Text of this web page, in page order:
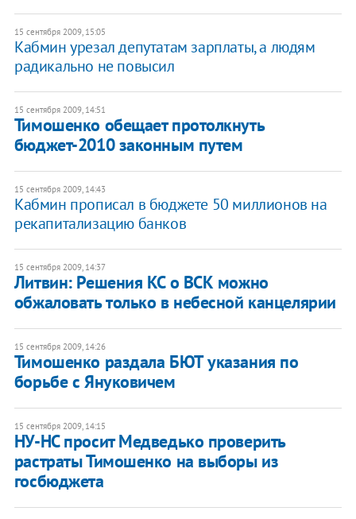
15 сентября 2009, 15:05
Кабмин урезал депутатам зарплаты, а людям
радикально не повысил
15 сентября 2009, 14:51
Тимошенко обещает протолкнуть
бюджет-2010 законным путем
15 сентября 2009, 14:43
Кабмин прописал в бюджете 50 миллионов на
рекапитализацию банков
15 сентября 2009, 14:37
Литвин: Решения КС о ВСК можно
обжаловать только в небесной канцелярии
15 сентября 2009, 14:26
Тимошенко раздала БЮТ указания по
борьбе с Януковичем
15 сентября 2009, 14:15
НУ-НС просит Медведько проверить
растраты Тимошенко на выборы из
госбюджета